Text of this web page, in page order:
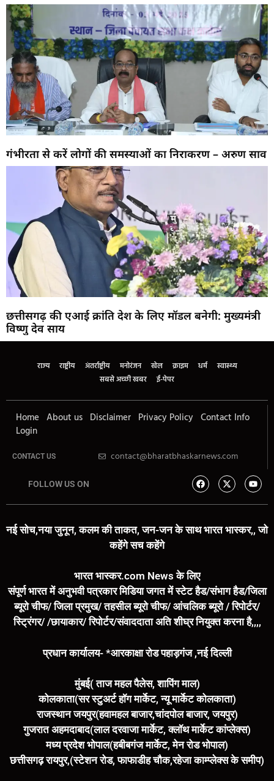
गंभीरता से करें लोगों की समस्याओं का निराकरण – अरुण साव
छत्तीसगढ़ की एआई क्रांति देश के लिए मॉडल बनेगी: मुख्यमंत्री
विष्णु देव साय
राज्य राष्ट्रीय अंतर्राष्ट्रीय मनोरंजन खेल क्राइम धर्म
स्वास्थ्य
सबसे अच्छी खबर
ई-पेपर
Home About us Disclaimer Privacy Policy Contact Info
Login
CONTACT US contact@bharatbhaskarnews.com
FOLLOW US ON
नई सोच,नया जुनून, कलम की ताकत, जन-जन के साथ भारत भास्कर,, जो
कहेंगे सच कहेंगे
भारत भास्कर.com News के लिए
संपूर्ण भारत में अनुभवी पत्रकार मिडिया जगत में स्टेट हैड/संभाग हैड/जिला
ब्यूरो चीफ/ जिला प्रमुख/ तहसील ब्यूरो चीफ/ आंचलिक ब्यूरो / रिपोर्टर/
स्ट्रिंगर/ /छायाकार/ रिपोर्टर/संवाददाता अति शीघ्र नियुक्त करना है,,,,
प्रधान कार्यालय- *आरकाक्षा रोड पहाड़गंज ,नई दिल्ली
मुंबई( ताज महल पैलेस, शापिंग माल)
कोलकाता(सर स्टुअर्ट हॉग मार्केट, न्यू मार्केट कोलकाता)
राजस्थान जयपुर(हवामहल बाजार,चांदपोल बाजार, जयपुर)
गुजरात अहमदाबाद(लाल दरवाजा मार्केट, क्लॉथ मार्केट कांप्लेक्स)
मध्य प्रदेश भोपाल(हबीबगंज मार्केट, मेन रोड भोपाल)
छत्तीसगढ़ रायपुर,(स्टेशन रोड, फाफाडीह चौक,रहेजा काम्प्लेक्स के समीप)